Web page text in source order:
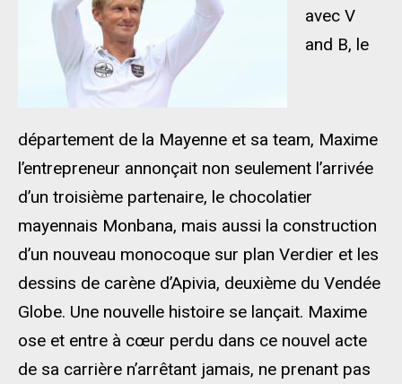
avec V
and B, le
département de la Mayenne et sa team, Maxime
l’entrepreneur annonçait non seulement l’arrivée
d’un troisième partenaire, le chocolatier
mayennais Monbana, mais aussi la construction
d’un nouveau monocoque sur plan Verdier et les
dessins de carène d’Apivia, deuxième du Vendée
Globe. Une nouvelle histoire se lançait. Maxime
ose et entre à cœur perdu dans ce nouvel acte
de sa carrière n’arrêtant jamais, ne prenant pas